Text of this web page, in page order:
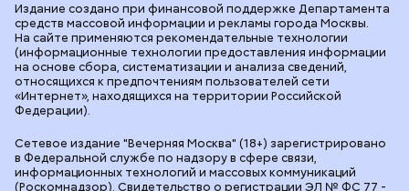
Сетевое издание "Вечерняя Москва" (18+) зарегистрировано
в Федеральной службе по надзору в сфере связи,
информационных технологий и массовых коммуникаций
(Роскомнадзор). Свидетельство о регистрации ЭЛ № ФС 77 -
Издание создано при финансовой поддержке Департамента
средств массовой информации и рекламы города Москвы.
На сайте применяются рекомендательные технологии
(информационные технологии предоставления информации
на основе сбора, систематизации и анализа сведений,
относящихся к предпочтениям пользователей сети
«Интернет», находящихся на территории Российской
Федерации).